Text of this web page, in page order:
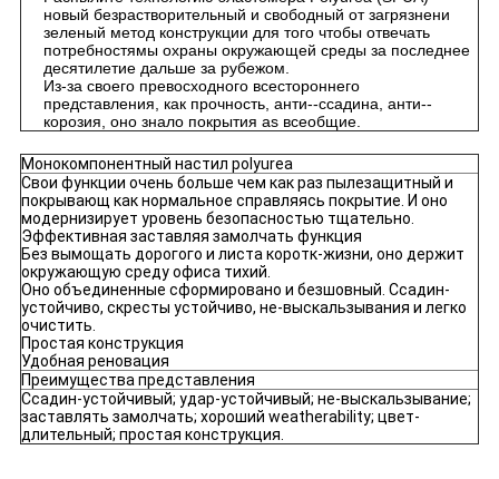
новый безрастворительный и свободный от загрязнени
зеленый метод конструкции для того чтобы отвечать
потребностямы охраны окружающей среды за последнее
десятилетие дальше за рубежом.
Из-за своего превосходного всестороннего
представления, как прочность, анти--ссадина, анти--
корозия, оно знало покрытия as всеобщие.
Монокомпонентный настил polyurea
Свои функции очень больше чем как раз пылезащитный и
покрывающ как нормальное справляясь покрытие. И оно
модернизирует уровень безопасностью тщательно.
Эффективная заставляя замолчать функция
Без вымощать дорогого и листа коротк-жизни, оно держит
окружающую среду офиса тихий.
Оно объединенные сформировано и безшовный. Ссадин-
устойчиво, скресты устойчиво, не-выскальзывания и легко
очистить.
Простая конструкция
Удобная реновация
Преимущества представления
Ссадин-устойчивый; удар-устойчивый; не-выскальзывание;
заставлять замолчать; хороший weatherability; цвет-
длительный; простая конструкция.